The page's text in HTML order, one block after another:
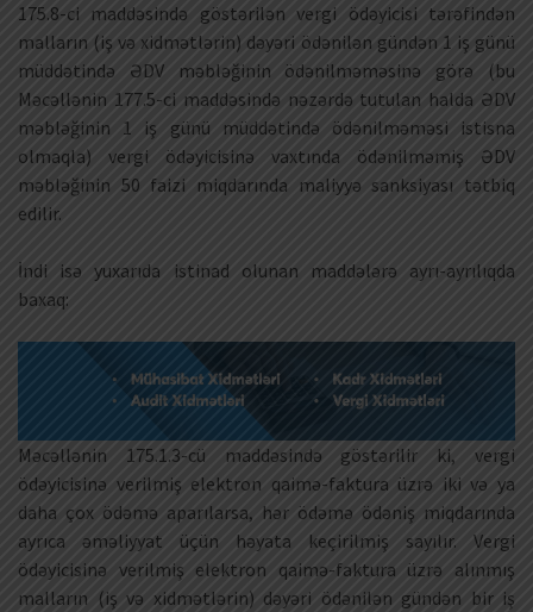
175.8-ci maddəsində göstərilən vergi ödəyicisi tərəfindən
malların (iş və xidmətlərin) dəyəri ödənilən gündən 1 iş günü
müddətində ƏDV məbləğinin ödənilməməsinə görə (bu
Məcəllənin 177.5-ci maddəsində nəzərdə tutulan halda ƏDV
məbləğinin 1 iş günü müddətində ödənilməməsi istisna
olmaqla) vergi ödəyicisinə vaxtında ödənilməmiş ƏDV
məbləğinin 50 faizi miqdarında maliyyə sanksiyası tətbiq
edilir.
İndi isə yuxarıda istinad olunan maddələrə ayrı-ayrılıqda
baxaq:
Məcəllənin 175.1.3-cü maddəsində göstərilir ki, vergi
ödəyicisinə verilmiş elektron qaimə-faktura üzrə iki və ya
daha çox ödəmə aparılarsa, hər ödəmə ödəniş miqdarında
ayrıca əməliyyat üçün həyata keçirilmiş sayılır. Vergi
ödəyicisinə verilmiş elektron qaimə-faktura üzrə alınmış
malların (iş və xidmətlərin) dəyəri ödənilən gündən bir iş